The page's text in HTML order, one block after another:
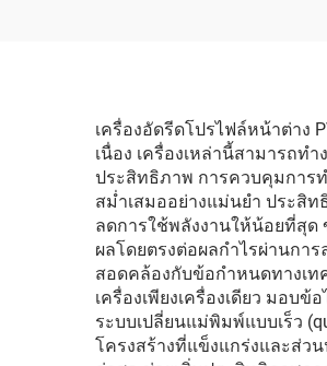
เครื่องอัดรีดโปรไฟล์หน้าต่า
เนื่อง เครื่องเหล่านี้สามารถท
ประสิทธิภาพ การควบคุมการ
สม่ำเสมออย่างแม่นยำ ประสิ
ลดการใช้พลังงานให้น้อยที่สุด
ผลโดยตรงต่อผลกำไรผ่านกา
สอดคล้องกับข้อกำหนดทางเท
เครื่องเพียงเครื่องเดียว มอบ
ระบบเปลี่ยนแม่พิมพ์แบบเร็ว
โครงสร้างที่แข็งแกร่งและส่ว